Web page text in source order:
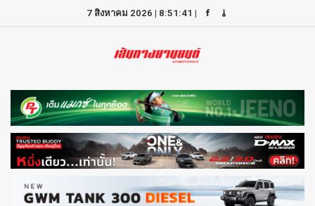
7 สิงหาคม 2026 | 8:51:41 |